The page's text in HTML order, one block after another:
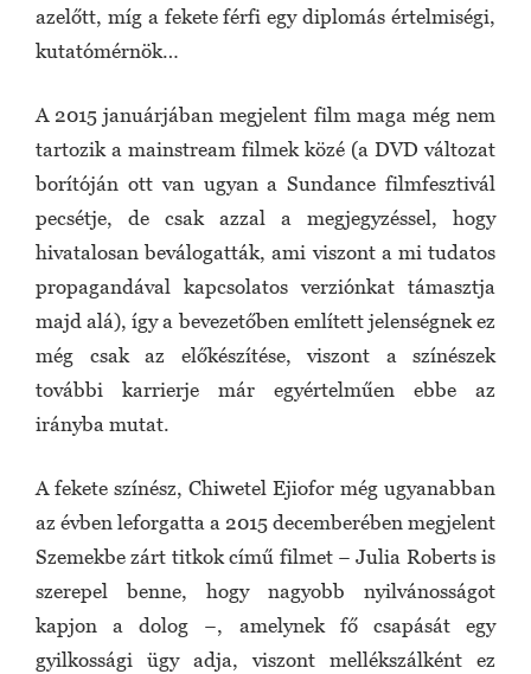
azelőtt, míg a fekete férfi egy diplomás értelmiségi,
kutatómérnök…
A 2015 januárjában megjelent film maga még nem
tartozik a mainstream filmek közé (a DVD változat
borítóján ott van ugyan a Sundance filmfesztivál
pecsétje, de csak azzal a megjegyzéssel, hogy
hivatalosan beválogatták, ami viszont a mi tudatos
propagandával kapcsolatos verziónkat támasztja
majd alá), így a bevezetőben említett jelenségnek ez
még csak az előkészítése, viszont a színészek
további karrierje már egyértelműen ebbe az
irányba mutat.
A fekete színész, Chiwetel Ejiofor még ugyanabban
az évben leforgatta a 2015 decemberében megjelent
Szemekbe zárt titkok című filmet − Julia Roberts is
szerepel benne, hogy nagyobb nyilvánosságot
kapjon a dolog −, amelynek fő csapását egy
gyilkossági ügy adja, viszont mellékszálként ez